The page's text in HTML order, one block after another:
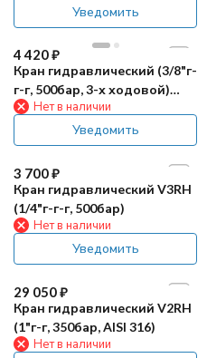
Уведомить
4 420₽
Кран гидравлический (3/8"г-
г-г, 500бар, 3-х ходовой)
R+MНет в наличии
Уведомить
3 700₽
Кран гидравлический V3RH
(1/4"г-г-г, 500бар)
Нет в наличии
Уведомить
29 050₽
Кран гидравлический V2RH
(1"г-г, 350бар, AISI 316)
Нет в наличии